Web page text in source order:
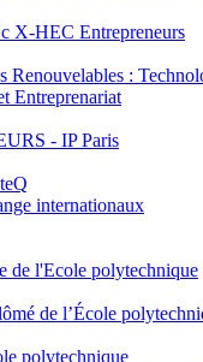
X-HEC Entrepreneurs
:
Entreprenariat
- IP Paris
internationaux
de l'Ecole polytechnique
de l’École
polytechnique